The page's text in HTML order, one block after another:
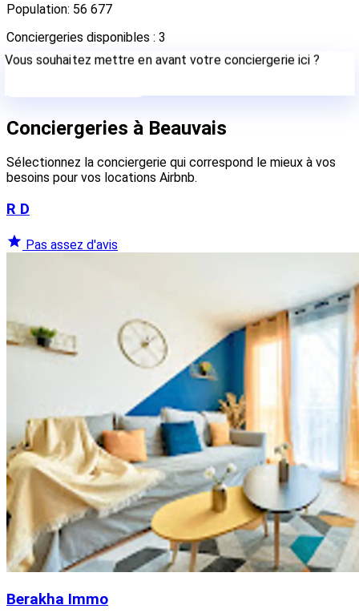
Population: 56 677
Conciergeries disponibles : 3
Vous souhaitez mettre en avant votre conciergerie ici ?
Conciergeries à Beauvais
Sélectionnez la conciergerie qui correspond le mieux à vos
besoins pour vos locations Airbnb.
R D
Pas assez d'avis
Berakha Immo